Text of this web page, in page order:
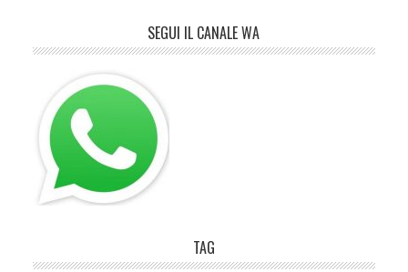
SEGUI IL CANALE WA
TAG